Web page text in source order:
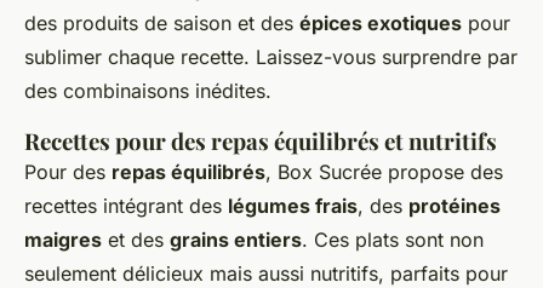
des produits de saison et des épices exotiques pour
sublimer chaque recette. Laissez-vous surprendre par
des combinaisons inédites.
Recettes pour des repas équilibrés et nutritifs
Pour des repas équilibrés, Box Sucrée propose des
recettes intégrant des légumes frais, des protéines
maigres et des grains entiers. Ces plats sont non
seulement délicieux mais aussi nutritifs, parfaits pour